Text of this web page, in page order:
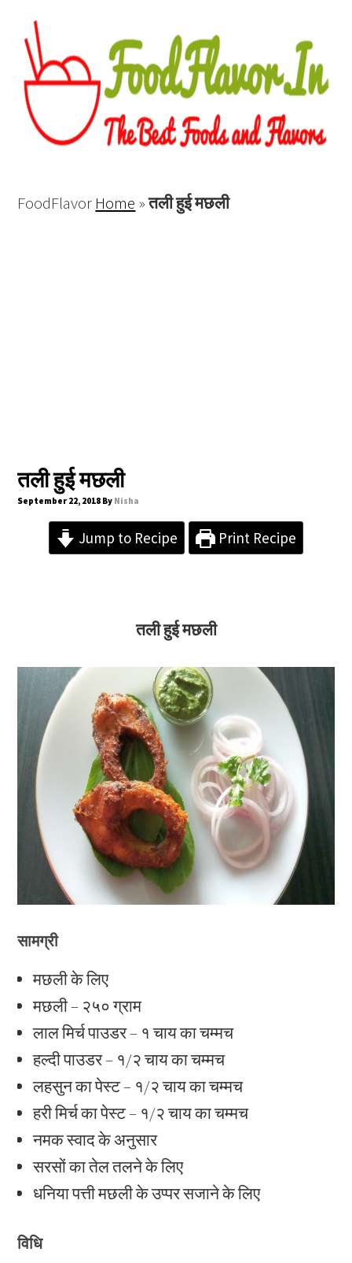
FoodFlavor Home »तली हुई मछली
तली हुई मछली
September 22, 2018 By Nisha
Jump to Recipe Print Recipe
तली हुई मछली
सामग्री
मछली के लिए
मछली – २५० ग्राम
लाल मिर्च पाउडर – १ चाय का चम्मच
हल्दी पाउडर – १/२ चाय का चम्मच
लहसुन का पेस्ट – १/२ चाय का चम्मच
हरी मिर्च का पेस्ट – १/२ चाय का चम्मच
नमक स्वाद के अनुसार
सरसों का तेल तलने के लिए
धनिया पत्ती मछली के उप्पर सजाने के लिए
विधि